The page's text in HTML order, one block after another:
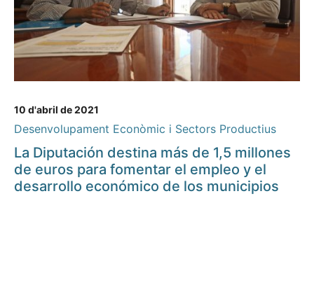
10 d'abril de 2021
Desenvolupament Econòmic i Sectors Productius
La Diputación destina más de 1,5 millones
de euros para fomentar el empleo y el
desarrollo económico de los municipios